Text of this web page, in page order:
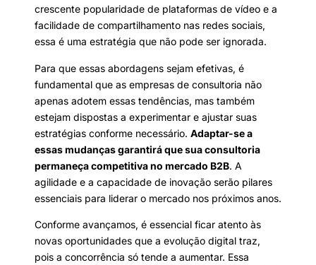
crescente popularidade de plataformas de vídeo e a
facilidade de compartilhamento nas redes sociais,
essa é uma estratégia que não pode ser ignorada.
Para que essas abordagens sejam efetivas, é
fundamental que as empresas de consultoria não
apenas adotem essas tendências, mas também
estejam dispostas a experimentar e ajustar suas
estratégias conforme necessário. Adaptar-se a
essas mudanças garantirá que sua consultoria
permaneça competitiva no mercado B2B. A
agilidade e a capacidade de inovação serão pilares
essenciais para liderar o mercado nos próximos anos.
Conforme avançamos, é essencial ficar atento às
novas oportunidades que a evolução digital traz,
pois a concorrência só tende a aumentar. Essa